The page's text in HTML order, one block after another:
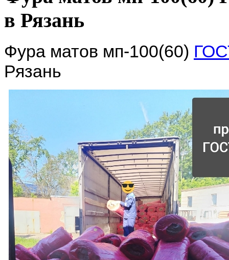
в Рязань
Фура матов мп-100(60)
Рязань